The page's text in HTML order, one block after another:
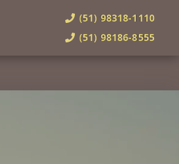
(51) 98318-1110
(51) 98186-8555